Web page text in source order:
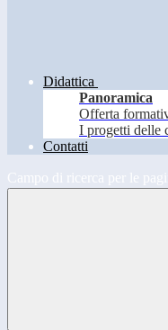
Didattica
Panoramica
Offerta
I progetti delle
Contatti
Campo di ricerca per le